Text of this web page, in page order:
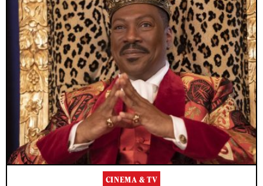
CINEMA & TV